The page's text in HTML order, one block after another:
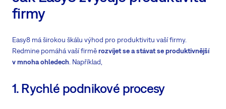
firmy
Easy8 má širokou škálu výhod pro produktivitu vaší firmy.
Redmine pomáhá vaší firměrozvíjet se a stávat se produktivnější
v mnoha ohledech . Například,
1. Rychlé podnikové procesy